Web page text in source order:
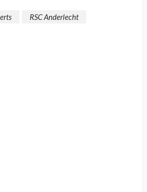
RSC Anderlecht